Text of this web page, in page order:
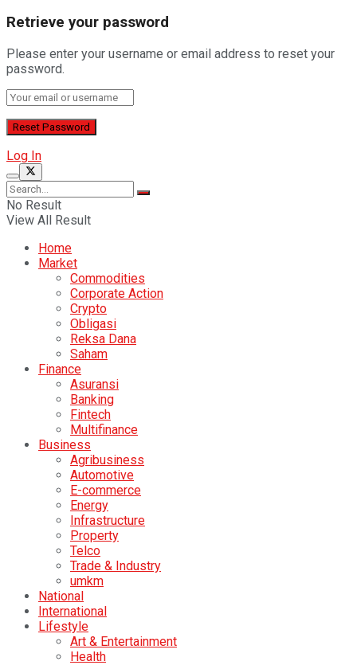
Retrieve your password
Please enter your username or email address to reset your
password.
Log In
No Result
View All Result
Home
Market
Commodities
Corporate Action
Crypto
Obligasi
Reksa Dana
Saham
Finance
Asuransi
Banking
Fintech
Multifinance
Business
Agribusiness
Automotive
E-commerce
Energy
Infrastructure
Property
Telco
Trade & Industry
umkm
National
International
Lifestyle
Art & Entertainment
Health